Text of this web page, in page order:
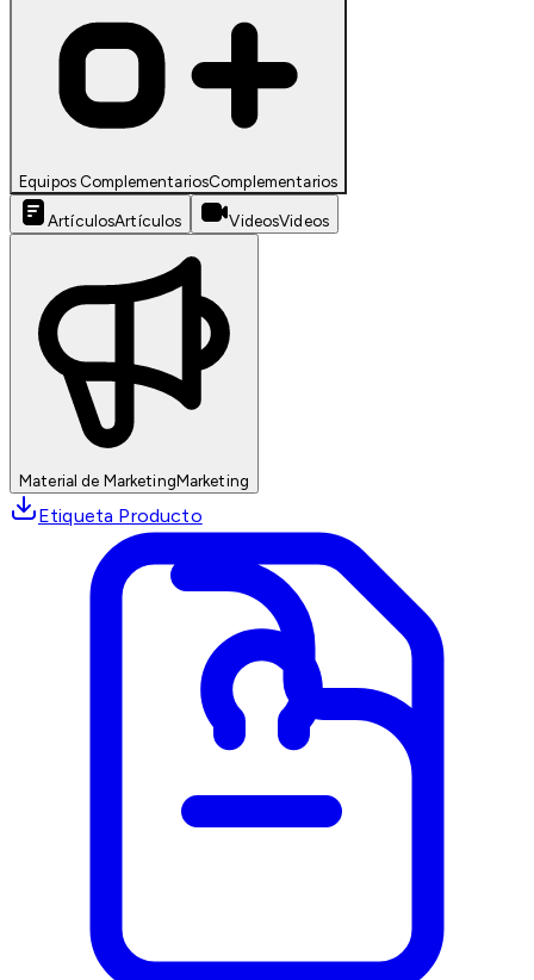
Equipos ComplementariosComplementarios
ArtículosArtículos VideosVideos
Material de MarketingMarketing
Etiqueta Producto